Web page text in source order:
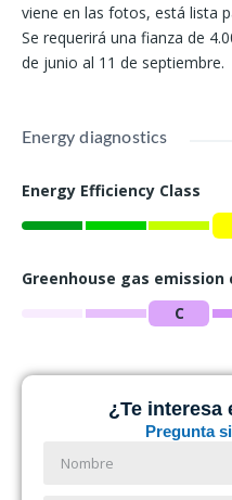
viene en las fotos, está lista
Se requerirá una fianza de
de junio al 11 de septiembre.
Energy diagnostics
Energy Efficiency Class
Greenhouse gas emission
C
¿Te interesa
Pregunta